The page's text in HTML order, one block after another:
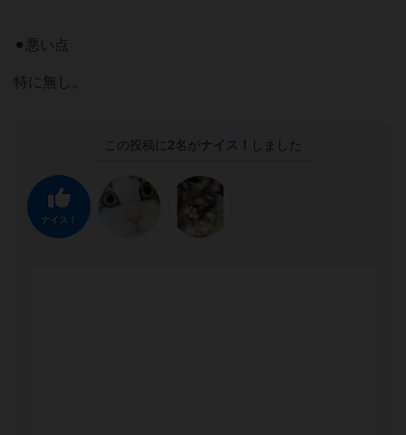
⚫︎悪い点
特に無し。
この投稿に 2名がナイス！ しました
ナイス！